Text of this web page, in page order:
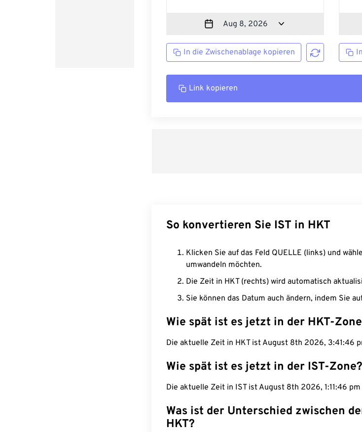
In die Zwischenablage kopieren
Link kopieren
So konvertieren Sie IST in HKT
Klicken Sie auf das Feld QUELLE (links) und
umwandeln möchten.
Die Zeit in HKT (rechts) wird automatisch
Sie können das Datum auch ändern, indem Sie
Wie spät ist es jetzt in der HKT-
Die aktuelle Zeit in HKT ist August 8th 2026, 3:41:47
Wie spät ist es jetzt in der IST-Zone?
Die aktuelle Zeit in IST ist August 8th 2026, 1:11:47 pm
Was ist der Unterschied zwischen
HKT?